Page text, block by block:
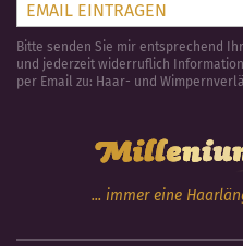
Bitte senden Sie mir entsprechend
und jederzeit widerruflich
per Email zu: Haar- und
... immer eine